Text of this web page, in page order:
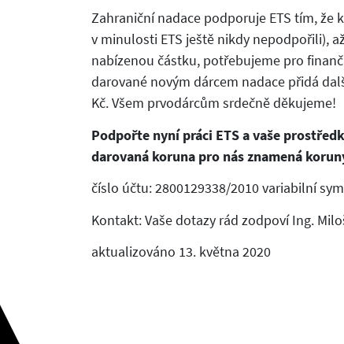
Zahraniční nadace podporuje ETS tím, že
v minulosti ETS ještě nikdy nepodpořili),
nabízenou částku, potřebujeme pro
darované novým dárcem nadace přidá
Kč. Všem prvodárcům srdečně děkujeme!
Podpořte nyní práci ETS a vaše
darovaná koruna pro nás znamená
číslo účtu: 2800129338/2010 variabilní
Kontakt: Vaše dotazy rád zodpoví Ing.
aktualizováno 13. května 2020